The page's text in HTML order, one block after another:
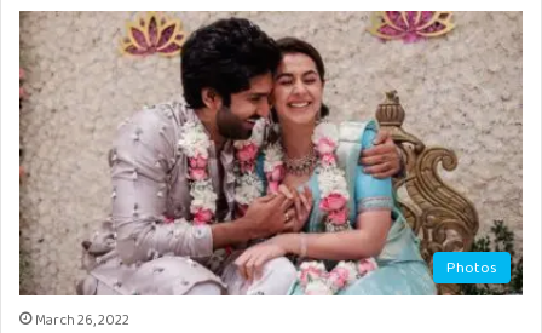
Photos
March 26, 2022